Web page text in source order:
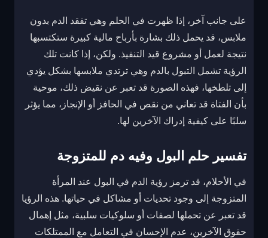
على جانب آخر، إذا ظهرت في الحلم وهي تفقد الدم بدون
ملابس، قد يحمل ذلك بشارة بأرباح مالية كبيرة ستكتسبها
نتيجة لعمل أو مشروع قيد التنفيذ. ولكن، إذا كانت تلك
الرؤية تشمل التبول بالدم وهي ترتدي ملابسها بشكل يؤدي
إلى تلطخها، فهذه الصورة قد تعبر عن نقيض ذلك، موحية
بأن الفتاة قد تعاني من نقص في الحافز أو الإنجاز، مما يؤثر
سلبًا على كيفية إدراك الآخرين لها.
تفسير حلم البول وفيه دم للمتزوجة
في الأحلام، قد ترمز رؤية الدم في البول عند المرأة
المتزوجة إلى وجود تحديات أو مشاكل في حياتها. هذه الرؤيا
قد تعبر عن تحملها لصفات أو سلوكيات سلبية، مثل إهمال
حقوق الآخرين، عدم الإحسان في التعامل مع الممتلكات